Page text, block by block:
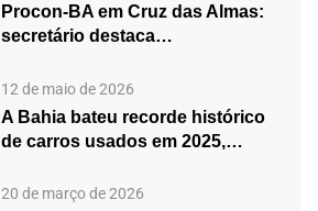
Procon-BA em Cruz das Almas:
secretário destaca
12 de maio de 2026
A Bahia bateu recorde histórico
de carros usados em 2025,…
20 de março de 2026